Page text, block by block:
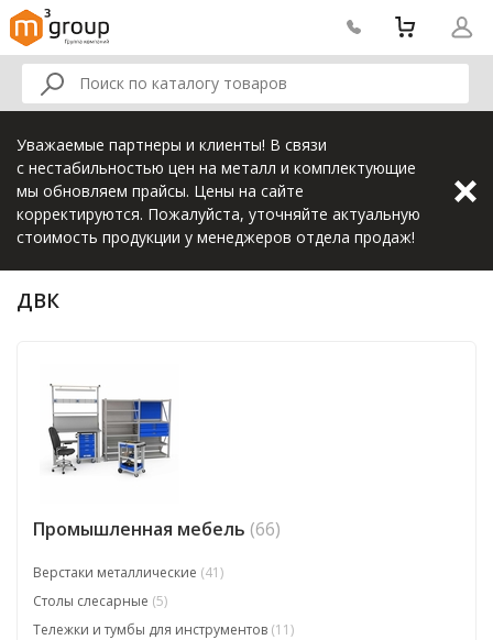
Уважаемые партнеры и клиенты! В связи
с нестабильностью цен на металл и комплектующие
мы обновляем прайсы. Цены на сайте
корректируются. Пожалуйста, уточняйте актуальную
стоимость продукции у менеджеров отдела продаж!
ДВК
Промышленная мебель (66)
Верстаки металлические (41)
Столы слесарные (5)
Тележки и тумбы для инструментов (11)